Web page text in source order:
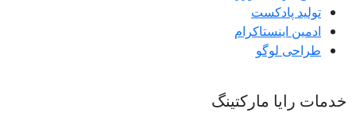
تولید پادکست
ادمین اینستاکرام
طراحی لوگو
خدمات رایا مارکتینگ